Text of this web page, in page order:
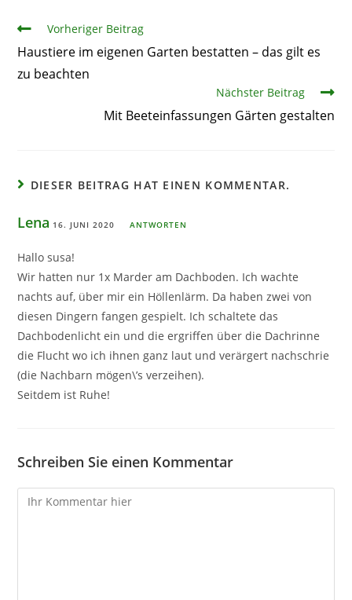
ArtikelVorheriger Beitrag
Haustiere im eigenen Garten bestatten – das gilt es
zu beachten
Nächster Beitrag
Mit Beeteinfassungen Gärten gestalten
DIESER BEITRAG HAT EINEN KOMMENTAR.
Lena 16. JUNI 2020 ANTWORTEN
Hallo susa!
Wir hatten nur 1x Marder am Dachboden. Ich wachte
nachts auf, über mir ein Höllenlärm. Da haben zwei von
diesen Dingern fangen gespielt. Ich schaltete das
Dachbodenlicht ein und die ergriffen über die Dachrinne
die Flucht wo ich ihnen ganz laut und verärgert nachschrie
(die Nachbarn mögen\’s verzeihen).
Seitdem ist Ruhe!
Schreiben Sie einen Kommentar
Kommentare